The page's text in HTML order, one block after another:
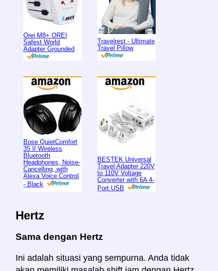
Orei M8+ OREI
Safest World
Adapter Grounded
Travelrest - Ultimate
Travel Pillow
Bose QuietComfort
35 II Wireless
Bluetooth
Headphones, Noise-
Cancelling, with
Alexa Voice Control
- Black
BESTEK Universal
Travel Adapter 220V
to 110V Voltage
Converter with 6A 4-
Port USB
Hertz
Sama dengan Hertz
Ini adalah situasi yang sempurna. Anda tidak